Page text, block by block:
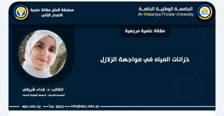
خزانات
المياه
في